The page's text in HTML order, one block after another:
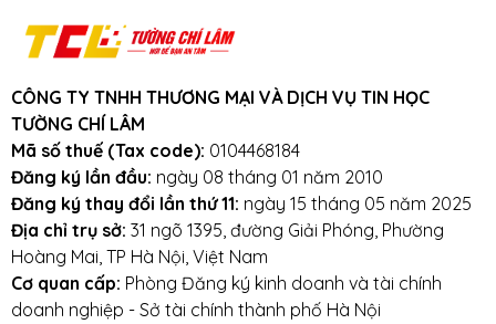
CÔNG TY TNHH THƯƠNG MẠI VÀ DỊCH VỤ TIN HỌC
TƯỜNG CHÍ LÂM
Mã số thuế (Tax code): 0104468184
Đăng ký lần đầu: ngày 08 tháng 01 năm 2010
Đăng ký thay đổi lần thứ 11: ngày 15 tháng 05 năm 2025
Địa chỉ trụ sở: 31 ngõ 1395, đường Giải Phóng, Phường
Hoàng Mai, TP Hà Nội, Việt Nam
Cơ quan cấp: Phòng Đăng ký kinh doanh và tài chính
doanh nghiệp - Sở tài chính thành phố Hà Nội